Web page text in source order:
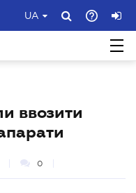
UA
ввозити
0